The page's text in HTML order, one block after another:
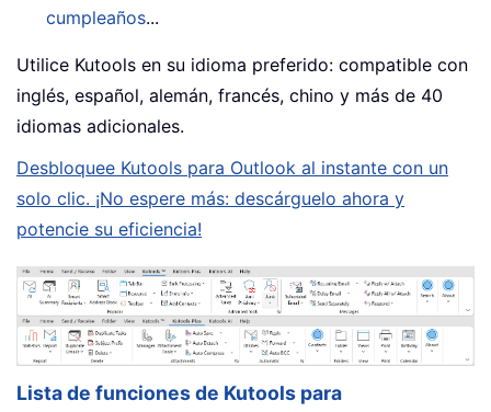
cumpleaños...
Utilice Kutools en su idioma preferido: compatible con
inglés, español, alemán, francés, chino y más de 40
idiomas adicionales.
Desbloquee Kutools para Outlook al instante con un
solo clic. ¡No espere más: descárguelo ahora y
potencie su eficiencia!
Lista de funciones de Kutools para